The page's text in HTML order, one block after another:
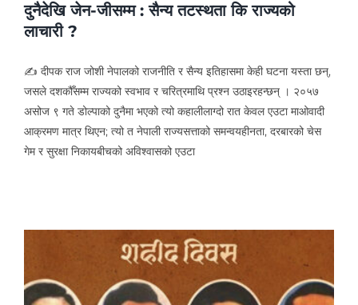
दुनैदेखि जेन-जीसम्म : सैन्य तटस्थता कि राज्यको
लाचारी ?
✍ दीपक राज जोशी नेपालको राजनीति र सैन्य इतिहासमा केही घटना यस्ता छन्,
जसले दशकौँसम्म राज्यको स्वभाव र चरित्रमाथि प्रश्न उठाइरहन्छन् । २०५७
असोज ९ गते डोल्पाको दुनैमा भएको त्यो कहालीलाग्दो रात केवल एउटा माओवादी
आक्रमण मात्र थिएन; त्यो त नेपाली राज्यसत्ताको समन्वयहीनता, दरबारको चेस
गेम र सुरक्षा निकायबीचको अविश्वासको एउटा